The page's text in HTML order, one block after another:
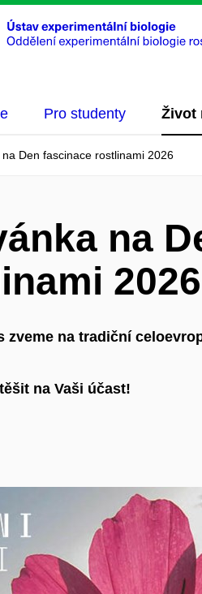
Pro studenty Život
na Den fascinace rostlinami 2026
na
2026
zveme na tradiční
na Vaši účast!